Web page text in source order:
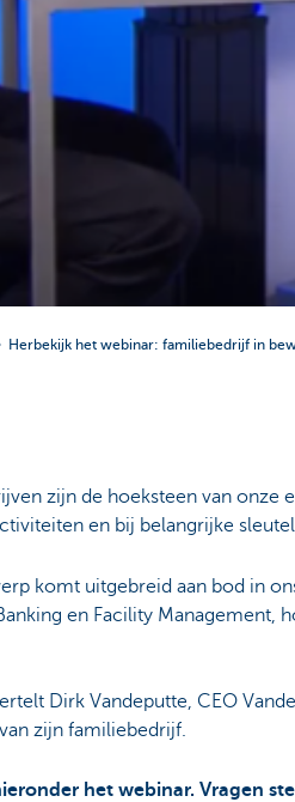
Herbekijk het webinar: familiebedrijf in
zijn de hoeksteen van onze
en bij belangrijke
komt uitgebreid aan bod in
en Facility Management,
Dirk Vandeputte, CEO
zijn familiebedrijf.
het webinar. Vragen